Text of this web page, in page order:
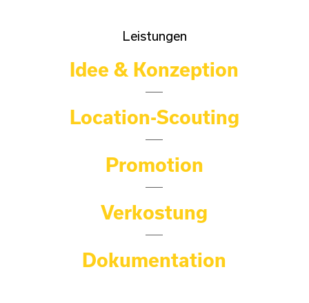
Leistungen
Idee & Konzeption
Location-Scouting
Promotion
Verkostung
Dokumentation